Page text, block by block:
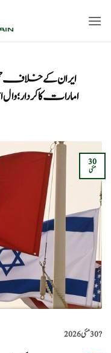
ایران کے
امارات کا کردار
30
مئی
?️30 مئی 2026